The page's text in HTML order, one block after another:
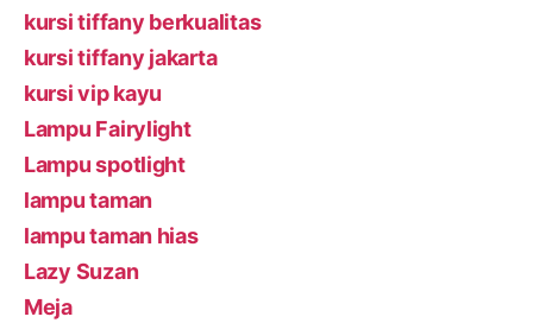
kursi tiffany berkualitas
kursi tiffany jakarta
kursi vip kayu
Lampu Fairylight
Lampu spotlight
lampu taman
lampu taman hias
Lazy Suzan
Meja